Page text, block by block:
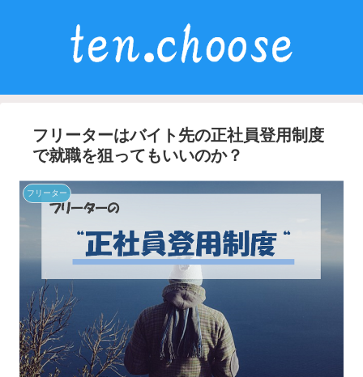
フリーターはバイト先の正社員登用制度
で就職を狙ってもいいのか？
フリーター